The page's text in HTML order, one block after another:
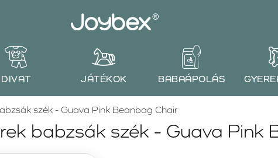
DIVAT JÁTÉKOK BABAÁPOLÁS
babzsák szék - Guava Pink
szék - Guava Pink Beanbag Chair